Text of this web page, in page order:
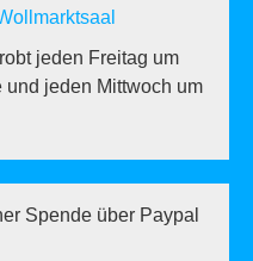
jeden Freitag um
und jeden Mittwoch um
Spende über Paypal